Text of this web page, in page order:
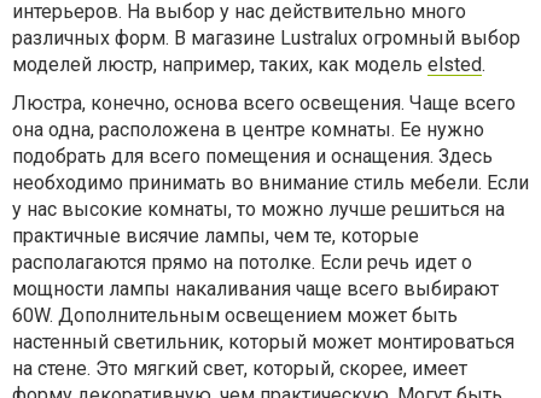
интерьеров. На выбор у нас действительно много
различных форм. В магазине Lustralux огромный выбор
моделей люстр, например, таких, как модель elsted.
Люстра, конечно, основа всего освещения. Чаще всего
она одна, расположена в центре комнаты. Ее нужно
подобрать для всего помещения и оснащения. Здесь
необходимо принимать во внимание стиль мебели. Если
у нас высокие комнаты, то можно лучше решиться на
практичные висячие лампы, чем те, которые
располагаются прямо на потолке. Если речь идет о
мощности лампы накаливания чаще всего выбирают
60W. Дополнительным освещением может быть
настенный светильник, который может монтироваться
на стене. Это мягкий свет, который, скорее, имеет